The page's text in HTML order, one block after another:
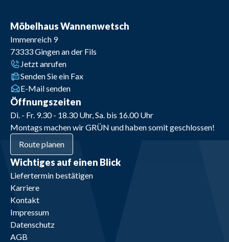
Möbelhaus Wannenwetsch
Immenreich 9
73333Gingen an der Fils
Jetzt anrufen
Senden Sie ein Fax
E-Mail senden
Öffnungszeiten
Di. - Fr. 9.30 - 18.30 Uhr, Sa. bis 16.00 Uhr
Montags machen wir GRÜN und haben somit geschlossen!
Route planen
Wichtiges auf einen Blick
Liefertermin bestätigen
Karriere
Kontakt
Impressum
Datenschutz
AGB